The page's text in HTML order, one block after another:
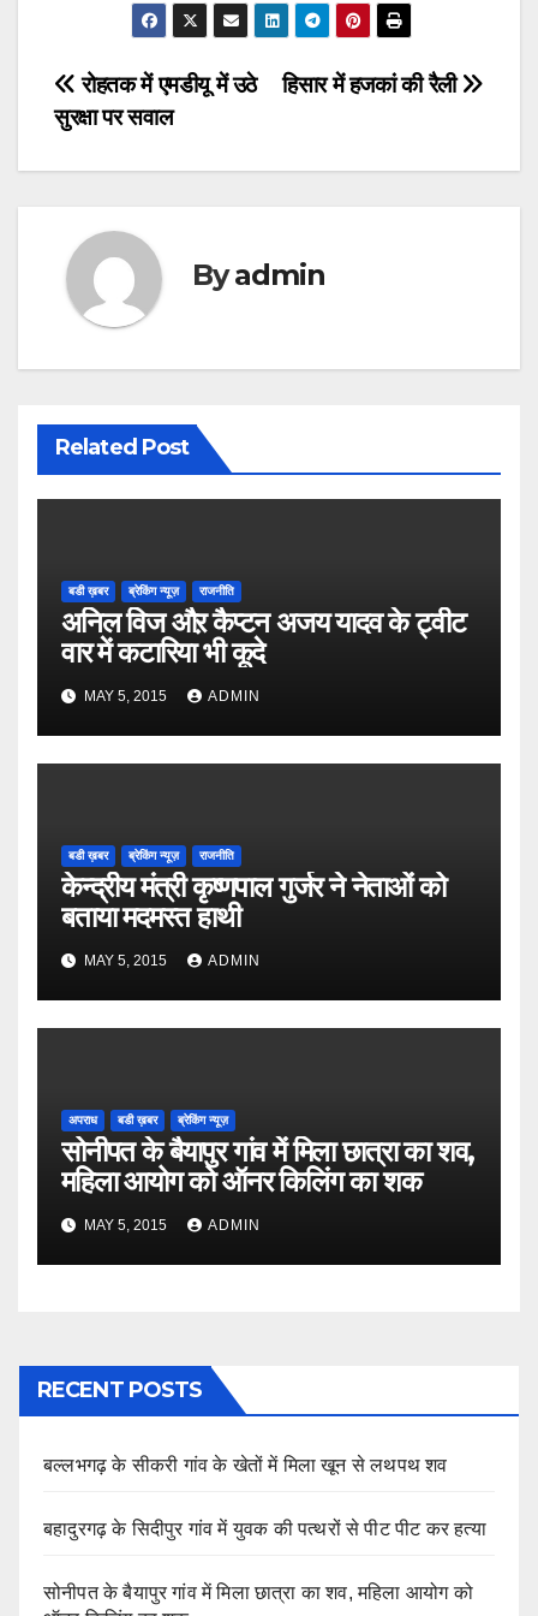
Post
navigation
हिसार में हजकां की रैली
रोहतक में एमडीयू में उठे
सुरक्षा पर सवाल
Byadmin
Related Post
बडी ख़बर ब्रेकिंग न्यूज़ राजनीति
अनिल विज औऱ कैप्टन अजय यादव के ट्वीट
वार में कटारिया भी कूदे
MAY 5, 2015 ADMIN
बडी ख़बर ब्रेकिंग न्यूज़ राजनीति
केन्द्रीय मंत्री कृष्णपाल गुर्जर ने नेताओं को
बताया मदमस्त हाथी
MAY 5, 2015 ADMIN
अपराध बडी ख़बर ब्रेकिंग न्यूज़
सोनीपत के बैयापुर गांव में मिला छात्रा का शव,
महिला आयोग को ऑनर किलिंग का शक
MAY 5, 2015 ADMIN
RECENT POSTS
बल्लभगढ़ के सीकरी गांव के खेतों में मिला खून से लथपथ शव
बहादुरगढ़ के सिदीपुर गांव में युवक की पत्थरों से पीट पीट कर हत्या
सोनीपत के बैयापुर गांव में मिला छात्रा का शव, महिला आयोग को